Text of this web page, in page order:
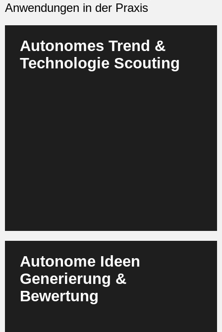
Anwendungen in der Praxis
Autonomes Trend &
Technologie Scouting
Agenten scannen kontinuierlich wissenschaftliche
Autonome Ideen
Generierung &
Bewertung
Agenten erzeugen Ideen basierend auf internen
Daten, externen Insights, Wettbewerbsanalysen
und erwarteten Kundenbedürfnissen. Sie bewerten